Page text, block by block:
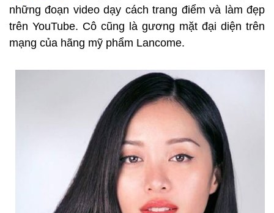
những đoạn video dạy cách trang điểm và làm đẹp
trên YouTube. Cô cũng là gương mặt đại diện trên
mạng của hãng mỹ phẩm Lancome.